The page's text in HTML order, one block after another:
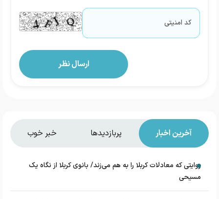
آخرین اخبار پربازدیدها خبر خوب
روایتی که معادلات کربلا را به هم می‌زند/ بانوی کربلا از نگاه یک
مسیحی